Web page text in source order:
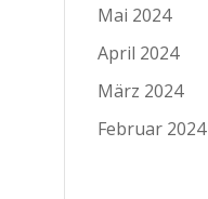
Mai 2024
April 2024
März 2024
Februar 2024